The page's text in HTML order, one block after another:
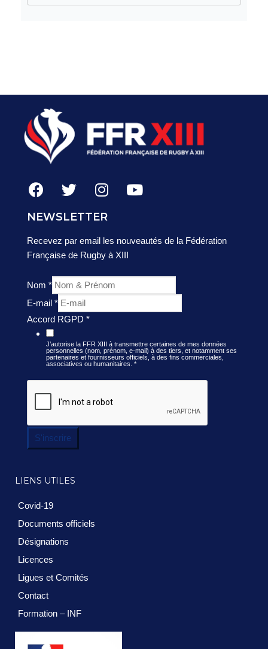
NEWSLETTER
Recevez par email les nouveautés de la Fédération
Française de Rugby à XIII
Nom *
E-mail *
Accord RGPD *
J’autorise la FFR XIII à transmettre certaines de mes données
personnelles (nom, prénom, e-mail) à des tiers, et notamment ses
partenaires et fournisseurs officiels, à des fins commerciales,
associatives ou humanitaires. *
S'inscrire
LIENS UTILES
Covid-19
Documents officiels
Désignations
Licences
Ligues et Comités
Contact
Formation – INF